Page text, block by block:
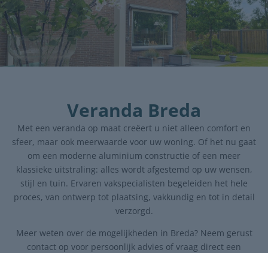
Veranda Breda
Met een veranda op maat creëert u niet alleen comfort en
sfeer, maar ook meerwaarde voor uw woning. Of het nu gaat
om een moderne aluminium constructie of een meer
klassieke uitstraling: alles wordt afgestemd op uw wensen,
stijl en tuin. Ervaren vakspecialisten begeleiden het hele
proces, van ontwerp tot plaatsing, vakkundig en tot in detail
verzorgd.
Meer weten over de mogelijkheden in Breda? Neem gerust
contact op voor persoonlijk advies of vraag direct een